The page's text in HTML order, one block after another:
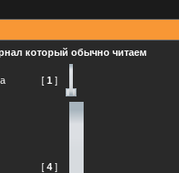
который обычно читаем
[ 1 ]
[ 4 ]